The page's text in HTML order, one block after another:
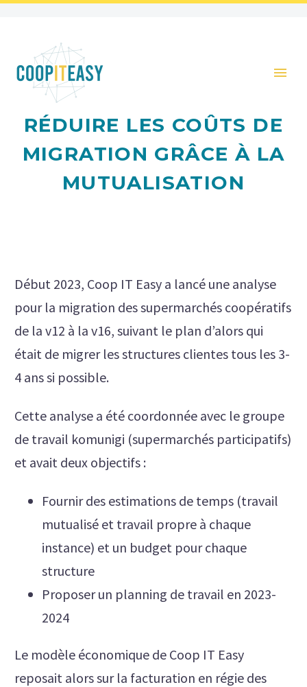
RÉDUIRE LES COÛTS DE
MIGRATION GRÂCE À LA
MUTUALISATION
Début 2023, Coop IT Easy a lancé une analyse
pour la migration des supermarchés coopératifs
de la v12 à la v16, suivant le plan d’alors qui
était de migrer les structures clientes tous les 3-
4 ans si possible.
Cette analyse a été coordonnée avec le groupe
de travail komunigi (supermarchés participatifs)
et avait deux objectifs :
Fournir des estimations de temps (travail
mutualisé et travail propre à chaque
instance) et un budget pour chaque
structure
Proposer un planning de travail en 2023-
2024
Le modèle économique de Coop IT Easy
reposait alors sur la facturation en régie des